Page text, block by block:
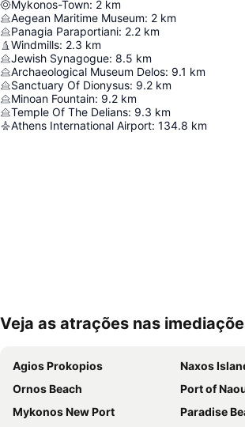
Mykonos-Town: 2 km
Aegean Maritime Museum: 2 km
Panagia Paraportiani: 2.2 km
Windmills: 2.3 km
Jewish Synagogue: 8.5 km
Archaeological Museum Delos: 9.1 km
Sanctuary Of Dionysus: 9.2 km
Minoan Fountain: 9.2 km
Temple Of The Delians: 9.3 km
Athens International Airport: 134.8 km
Ampliar mapa
Veja as atrações nas
Agios Prokopios
Naxos
Ornos Beach
Port of
Mykonos New Port
Paradise